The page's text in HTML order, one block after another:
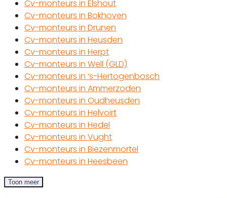
Cv-monteurs in Elshout
Cv-monteurs in Bokhoven
Cv-monteurs in Drunen
Cv-monteurs in Heusden
Cv-monteurs in Herpt
Cv-monteurs in Well (GLD)
Cv-monteurs in ‘s-Hertogenbosch
Cv-monteurs in Ammerzoden
Cv-monteurs in Oudheusden
Cv-monteurs in Helvoirt
Cv-monteurs in Hedel
Cv-monteurs in Vught
Cv-monteurs in Biezenmortel
Cv-monteurs in Heesbeen
Toon meer